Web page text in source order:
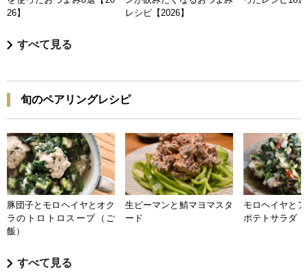
26】
レシピ【2026】
すべて見る
旬のペアリングレシピ
豚団子とモロヘイヤとオク
ラのトロトロスープ（ご
飯）
生ピーマンと鯖マヨマスタ
ード
モロヘイヤと
ポテトサラダ
すべて見る